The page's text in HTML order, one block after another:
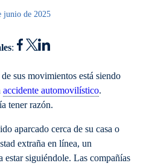
junio de 2025
:
sus movimientos está siendo
accidente automovilístico.
tener razón.
aparcado cerca de su casa o
extraña en línea, un
siguiéndole. Las compañías